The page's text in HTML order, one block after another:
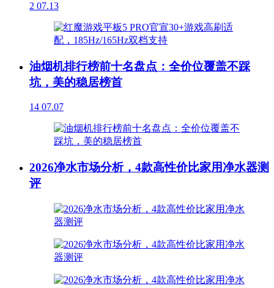
2 07.13
油烟机排行榜前十名盘点：全价位覆盖不踩
坑，美的稳居榜首
14 07.07
2026净水市场分析，4款高性价比家用净水器测
评